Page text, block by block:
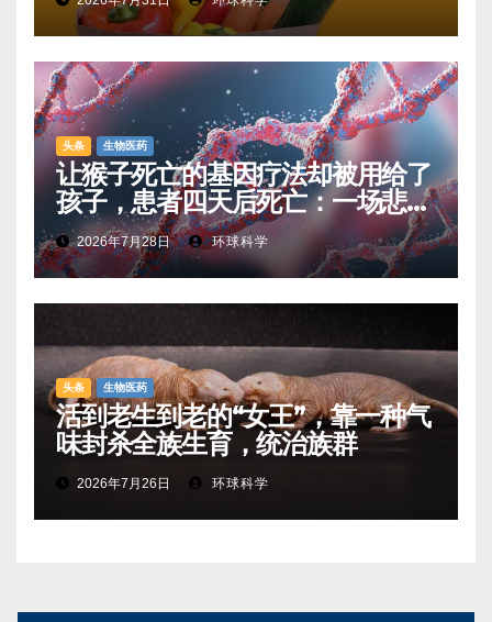
头条 生物医药
让猴子死亡的基因疗法却被用给了
孩子，患者四天后死亡：一场悲剧
如何让基因治疗领域停滞十年
2026年7月28日 环球科学
头条 生物医药
活到老生到老的“女王”，靠一种气
味封杀全族生育，统治族群
2026年7月26日 环球科学